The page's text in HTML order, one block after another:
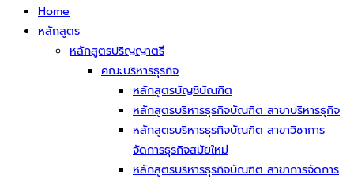
Home
หลักสูตร
หลักสูตรปริญญาตรี
คณะบริหารธุรกิจ
หลักสูตรบัญชีบัณฑิต
หลักสูตรบริหารธุรกิจบัณฑิต สาขาบริหารธุกิจ
หลักสูตรบริหารธุรกิจบัณฑิต สาขาวิชาการ
จัดการธุรกิจสมัยใหม่
หลักสูตรบริหารธุรกิจบัณฑิต สาขาการจัดการ